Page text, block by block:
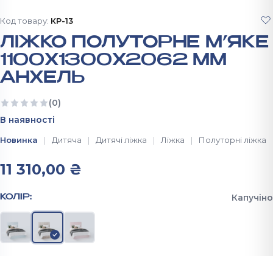
Код товару: КР-13
ЛІЖКО ПОЛУТОРНЕ М’ЯКЕ
1100X1300X2062 ММ
АНХЕЛЬ
(0)
Ще немає відгуків
В наявності
Новинка Дитяча Дитячі ліжка Ліжка Полуторні ліжка
11 310,00 ₴
КОЛІР: Капучіно